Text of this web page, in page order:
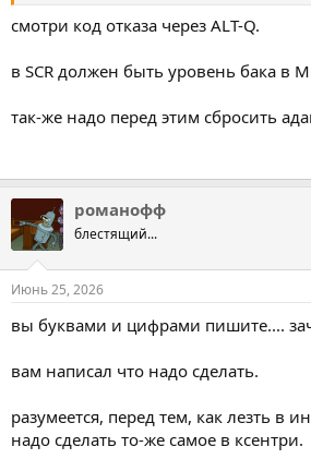
смотри код отказа через ALT-Q.
в SCR должен быть уровень бака в
так-же надо перед этим сбросить
романофф
блестящий...
Июнь 25, 2026
вы буквами и цифрами пишите....
вам написал что надо сделать.
разумеется, перед тем, как лезть в
надо сделать то-же самое в ксентри.